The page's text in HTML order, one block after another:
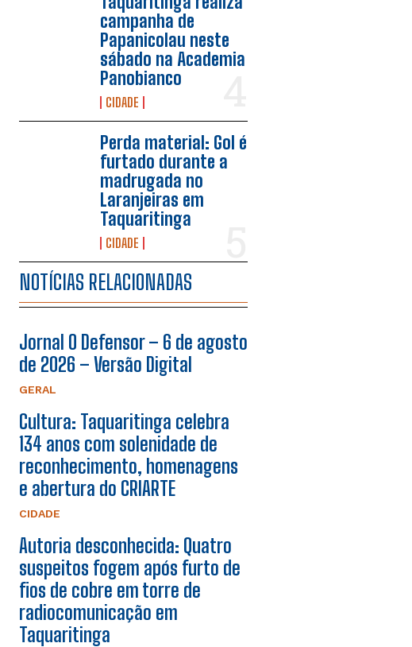
campanha de
Papanicolau neste
sábado na Academia
Panobianco
CIDADE
Perda material: Gol é
furtado durante a
madrugada no
Laranjeiras em
Taquaritinga
CIDADE
NOTÍCIAS RELACIONADAS
Jornal O Defensor – 6 de agosto
de 2026 – Versão Digital
GERAL
Cultura: Taquaritinga celebra
134 anos com solenidade de
reconhecimento, homenagens
e abertura do CRIARTE
CIDADE
Autoria desconhecida: Quatro
suspeitos fogem após furto de
fios de cobre em torre de
radiocomunicação em
Taquaritinga